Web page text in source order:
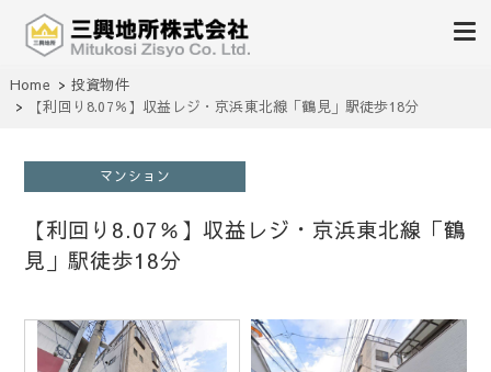
三興地所株式会社
不動産の売買、賃貸、仲介、管理
Home
投資物件
【利回り8.07％】収益レジ・京浜東北線「鶴見」駅徒歩18分
マンション
【利回り8.07％】収益レジ・京浜東北線「鶴
見」駅徒歩18分